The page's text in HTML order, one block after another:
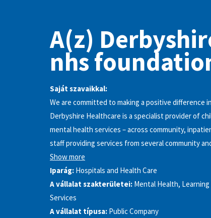
A(z)
nhs
Saját szavaikkal:
We are committed to making a positive difference
Derbyshire Healthcare is a specialist provider of
mental health services – across community,
staff providing services from several community
Show more
Iparág: Hospitals and Health Care
A vállalat szakterületei: Mental Health,
Services
A vállalat típusa: Public Company